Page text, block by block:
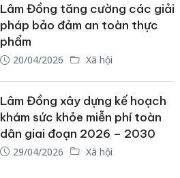
Lâm Đồng tăng cường các giải
pháp bảo đảm an toàn thực
phẩm
20/04/2026 Xã hội
Lâm Đồng xây dựng kế hoạch
khám sức khỏe miễn phí toàn
dân giai đoạn 2026 – 2030
29/04/2026 Xã hội